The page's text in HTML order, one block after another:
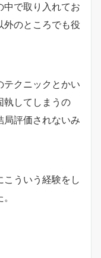
中で取り入れてお
外のところでも役
テクニックとかい
執してしまうの
局評価されないみ
ういう経験をし